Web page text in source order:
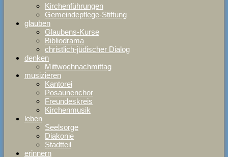
Kirchenführungen
Gemeindepflege-Stiftung
glauben
Glaubens-Kurse
Bibliodrama
christlich-jüdischer Dialog
denken
Mittwochnachmittag
musizieren
Kantorei
Posaunenchor
Freundeskreis
Kirchenmusik
leben
Seelsorge
Diakonie
Stadtteil
erinnern